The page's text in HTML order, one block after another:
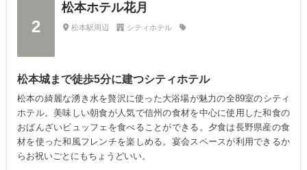
2
松本ホテル花月
松本駅周辺 シティホテル
松本城まで徒歩5分に建つシティホテル
松本の綺麗な湧き水を贅沢に使った大浴場が魅力の全89室のシティ
ホテル。美味しい朝食が人気で信州の食材を中心に使用した和食の
おばんざいビュッフェを食べることができる。夕食は長野県産の食
材を使った和風フレンチを楽しめる。宴会スペースが利用できるか
らお祝いごとにもちょうどいい。